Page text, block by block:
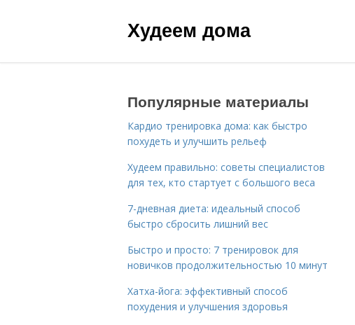
Худеем дома
Популярные материалы
Кардио тренировка дома: как быстро
похудеть и улучшить рельеф
Худеем правильно: советы специалистов
для тех, кто стартует с большого веса
7-дневная диета: идеальный способ
быстро сбросить лишний вес
Быстро и просто: 7 тренировок для
новичков продолжительностью 10 минут
Хатха-йога: эффективный способ
похудения и улучшения здоровья